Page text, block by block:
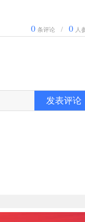
0 条评论 / 0 人
发表评论